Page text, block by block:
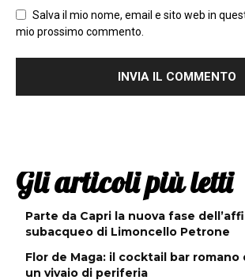
Salva il mio nome, email e sito web in
mio prossimo commento.
Gli articoli più letti
Parte da Capri la nuova fase
subacqueo di Limoncello Petrone
Flor de Maga: il cocktail bar romano
un vivaio di periferia